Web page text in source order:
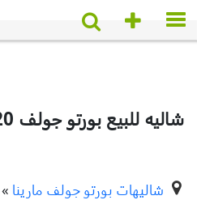
شاليه للبيع بورتو جولف 120 م
شاليهات بورتو جولف مارينا »